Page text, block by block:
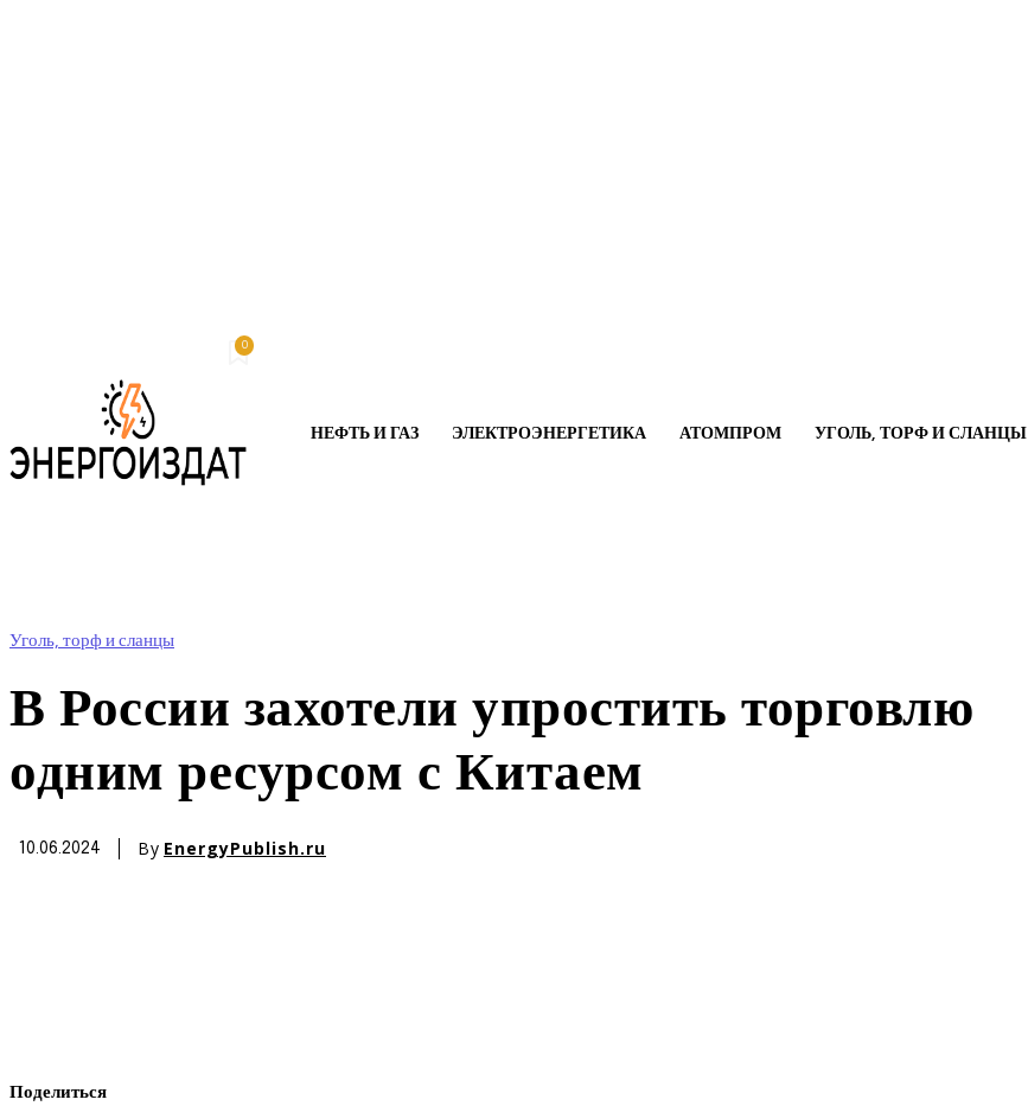
0
НЕФТЬ И ГАЗ ЭЛЕКТРОЭНЕРГЕТИКА АТОМПРОМ УГОЛЬ, ТОРФ И СЛАНЦЫ
Уголь, торф и сланцы
В России захотели упростить торговлю
одним ресурсом с Китаем
10.06.2024 By EnergyPublish.ru
Поделиться